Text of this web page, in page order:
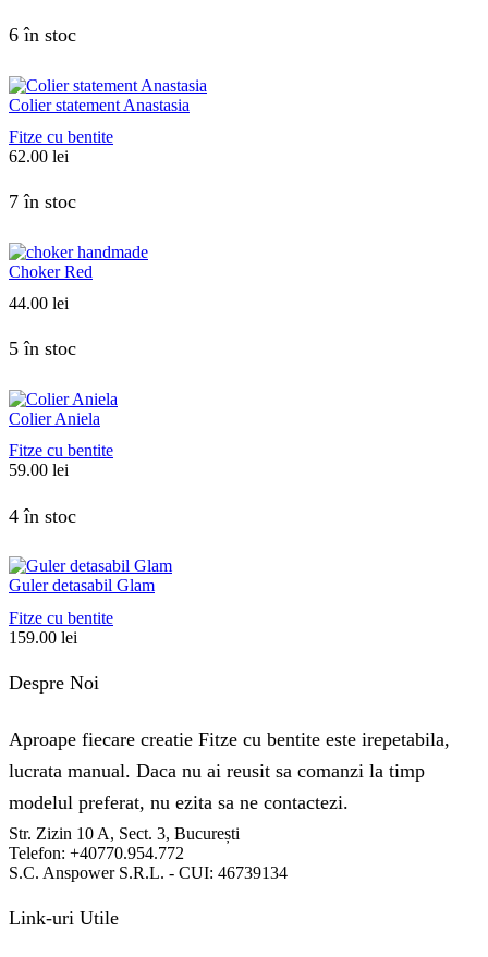
6 în stoc
Colier statement Anastasia
Fitze cu bentite
62.00 lei
7 în stoc
Choker Red
44.00 lei
5 în stoc
Colier Aniela
Fitze cu bentite
59.00 lei
4 în stoc
Guler detasabil Glam
Fitze cu bentite
159.00 lei
Despre Noi
Aproape fiecare creatie Fitze cu bentite este irepetabila,
lucrata manual. Daca nu ai reusit sa comanzi la timp
modelul preferat, nu ezita sa ne contactezi.
Str. Zizin 10 A, Sect. 3, București
Telefon: +40770.954.772
S.C. Anspower S.R.L. - CUI: 46739134
Link-uri Utile